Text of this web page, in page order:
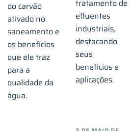
do carvão
ativado no
saneamento e
os benefícios
que ele traz
para a
qualidade da
água.
tratamento de
efluentes
industriais,
destacando
seus
benefícios e
aplicações.